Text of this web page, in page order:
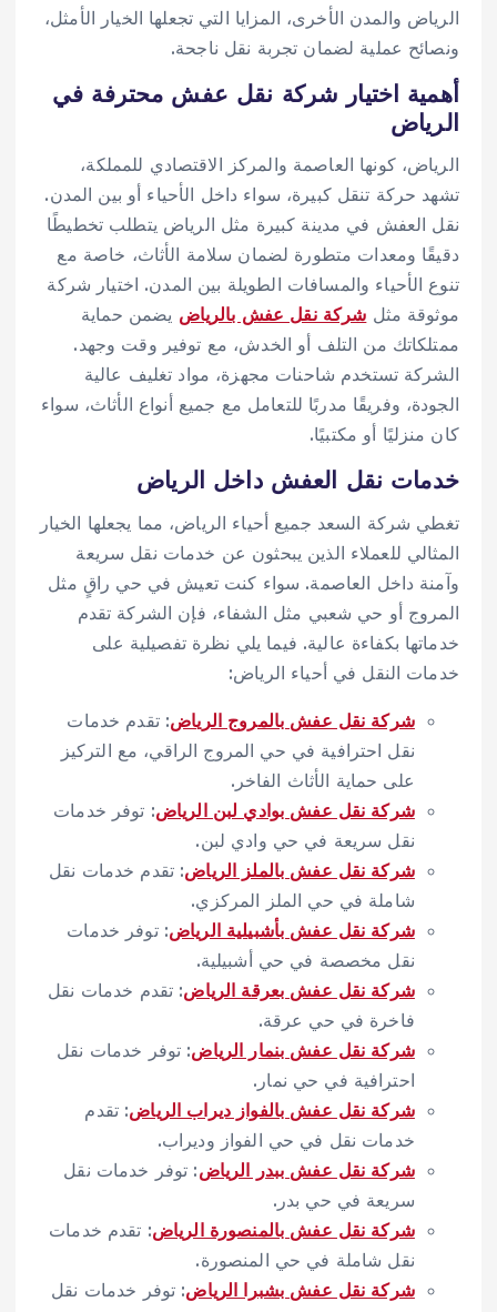
الرياض والمدن الأخرى، المزايا التي تجعلها الخيار الأمثل،
ونصائح عملية لضمان تجربة نقل ناجحة.
أهمية اختيار شركة نقل عفش محترفة في
الرياض
الرياض، كونها العاصمة والمركز الاقتصادي للمملكة،
تشهد حركة تنقل كبيرة، سواء داخل الأحياء أو بين المدن.
نقل العفش في مدينة كبيرة مثل الرياض يتطلب تخطيطًا
دقيقًا ومعدات متطورة لضمان سلامة الأثاث، خاصة مع
تنوع الأحياء والمسافات الطويلة بين المدن. اختيار شركة
موثوقة مثل شركة نقل عفش بالرياض يضمن حماية
ممتلكاتك من التلف أو الخدش، مع توفير وقت وجهد.
الشركة تستخدم شاحنات مجهزة، مواد تغليف عالية
الجودة، وفريقًا مدربًا للتعامل مع جميع أنواع الأثاث، سواء
كان منزليًا أو مكتبيًا.
خدمات نقل العفش داخل الرياض
تغطي شركة السعد جميع أحياء الرياض، مما يجعلها الخيار
المثالي للعملاء الذين يبحثون عن خدمات نقل سريعة
وآمنة داخل العاصمة. سواء كنت تعيش في حي راقٍ مثل
المروج أو حي شعبي مثل الشفاء، فإن الشركة تقدم
خدماتها بكفاءة عالية. فيما يلي نظرة تفصيلية على
خدمات النقل في أحياء الرياض:
شركة نقل عفش بالمروج الرياض: تقدم خدمات
نقل احترافية في حي المروج الراقي، مع التركيز
على حماية الأثاث الفاخر.
شركة نقل عفش بوادي لبن الرياض: توفر خدمات
نقل سريعة في حي وادي لبن.
شركة نقل عفش بالملز الرياض: تقدم خدمات نقل
شاملة في حي الملز المركزي.
شركة نقل عفش بأشبيلية الرياض: توفر خدمات
نقل مخصصة في حي أشبيلية.
شركة نقل عفش بعرقة الرياض: تقدم خدمات نقل
فاخرة في حي عرقة.
شركة نقل عفش بنمار الرياض: توفر خدمات نقل
احترافية في حي نمار.
شركة نقل عفش بالفواز ديراب الرياض: تقدم
خدمات نقل في حي الفواز وديراب.
شركة نقل عفش ببدر الرياض: توفر خدمات نقل
سريعة في حي بدر.
شركة نقل عفش بالمنصورة الرياض: تقدم خدمات
نقل شاملة في حي المنصورة.
شركة نقل عفش بشبرا الرياض: توفر خدمات نقل